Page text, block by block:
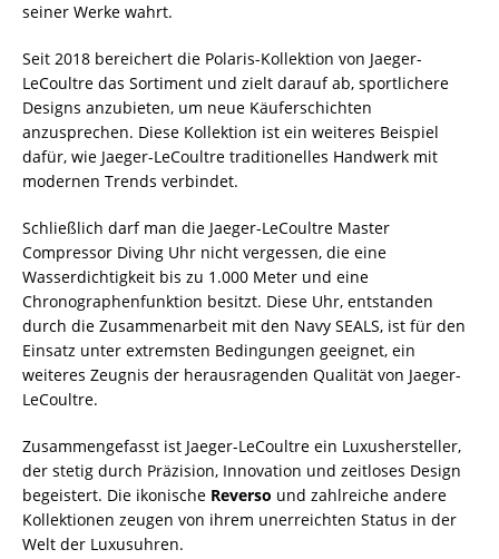
seiner Werke wahrt.
Seit 2018 bereichert die Polaris-Kollektion von Jaeger-
LeCoultre das Sortiment und zielt darauf ab, sportlichere
Designs anzubieten, um neue Käuferschichten
anzusprechen. Diese Kollektion ist ein weiteres Beispiel
dafür, wie Jaeger-LeCoultre traditionelles Handwerk mit
modernen Trends verbindet.
Schließlich darf man die Jaeger-LeCoultre Master
Compressor Diving Uhr nicht vergessen, die eine
Wasserdichtigkeit bis zu 1.000 Meter und eine
Chronographenfunktion besitzt. Diese Uhr, entstanden
durch die Zusammenarbeit mit den Navy SEALS, ist für den
Einsatz unter extremsten Bedingungen geeignet, ein
weiteres Zeugnis der herausragenden Qualität von Jaeger-
LeCoultre.
Zusammengefasst ist Jaeger-LeCoultre ein Luxushersteller,
der stetig durch Präzision, Innovation und zeitloses Design
begeistert. Die ikonische Reverso und zahlreiche andere
Kollektionen zeugen von ihrem unerreichten Status in der
Welt der Luxusuhren.